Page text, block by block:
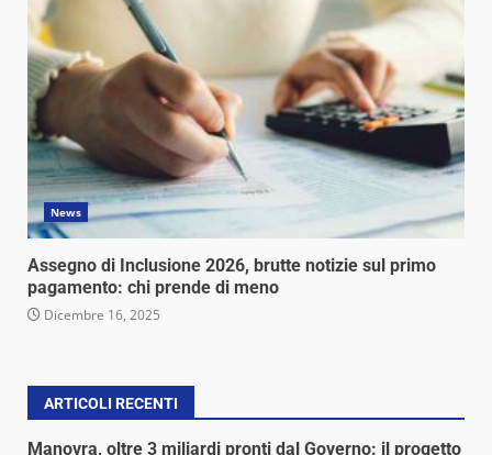
News
Assegno di Inclusione 2026, brutte notizie sul primo
pagamento: chi prende di meno
Dicembre 16, 2025
ARTICOLI RECENTI
Manovra, oltre 3 miliardi pronti dal Governo: il progetto